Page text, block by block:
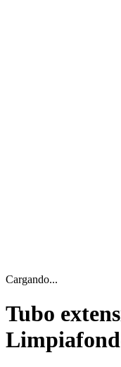
Cargando...
Tubo